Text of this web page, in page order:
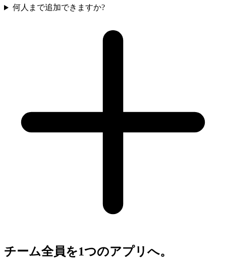
何人まで追加できますか?
チーム全員を1つのアプリへ。